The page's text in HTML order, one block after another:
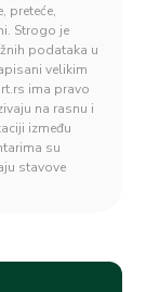
preteće,
Strogo je
podataka u
velikim
ima pravo
na rasnu i
između
su
stavove